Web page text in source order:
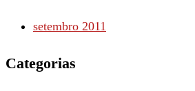
setembro 2011
Categorias